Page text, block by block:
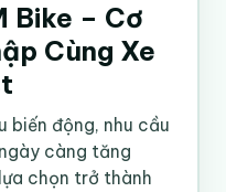
Bike – Cơ
Cùng Xe
biến động, nhu cầu
càng tăng
chọn trở thành